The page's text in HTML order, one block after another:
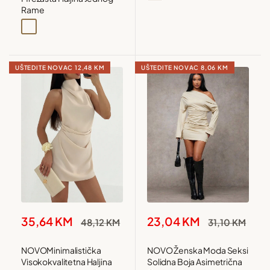
Rame
UŠTEDITE NOVAC12,48 KM
Snižena
cijena
35,64 KM Redovna
cijena
48,12 KM
NOVOMinimalistička
Visokokvalitetna Haljina
UŠTEDITE NOVAC8,06 KM
Snižena
cijena
23,04 KM Redovna
cijena
31,10 KM
NOVO Ženska Moda Seksi
Solidna Boja Asimetrična